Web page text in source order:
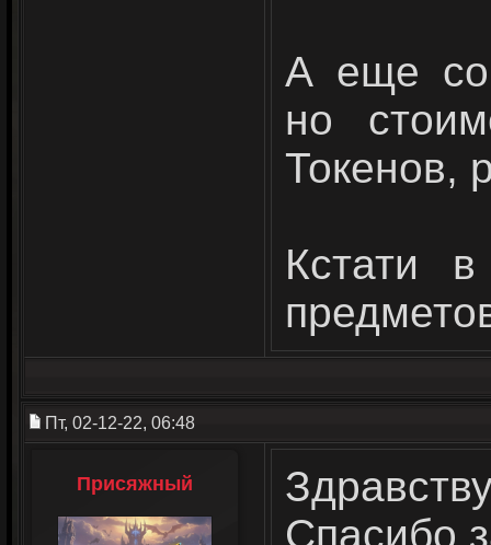
А еще
но
Токенов,
Кстати
Пт, 02-12-22, 06:48
Присяжный
Спасибо